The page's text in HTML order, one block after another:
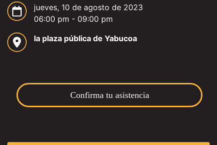
jueves, 10 de agosto de 2023
06:00 pm - 09:00 pm
la plaza pública de Yabucoa
Confirma tu asistencia